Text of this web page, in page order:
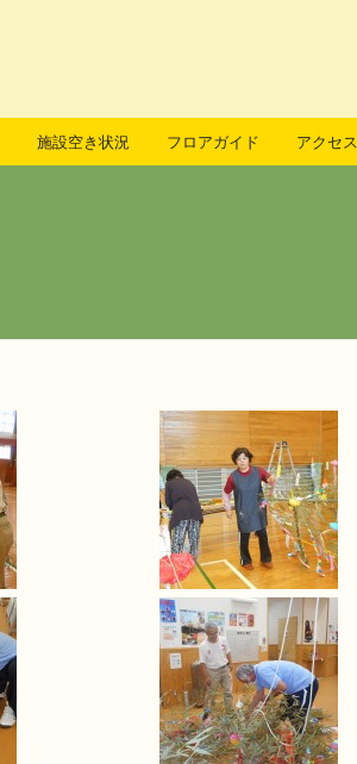
施設空き状況 フロアガイド アクセス